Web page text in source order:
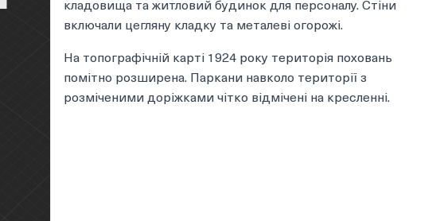
кладовища та житловий будинок для персоналу. Стіни
включали цегляну кладку та металеві огорожі.
На топографічній карті 1924 року територія поховань
помітно розширена. Паркани навколо території з
розміченими доріжками чітко відмічені на кресленні.